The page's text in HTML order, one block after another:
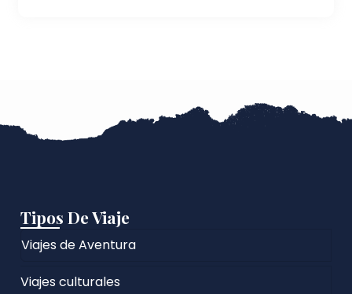
Tipos De Viaje
Viajes de Aventura
Viajes culturales